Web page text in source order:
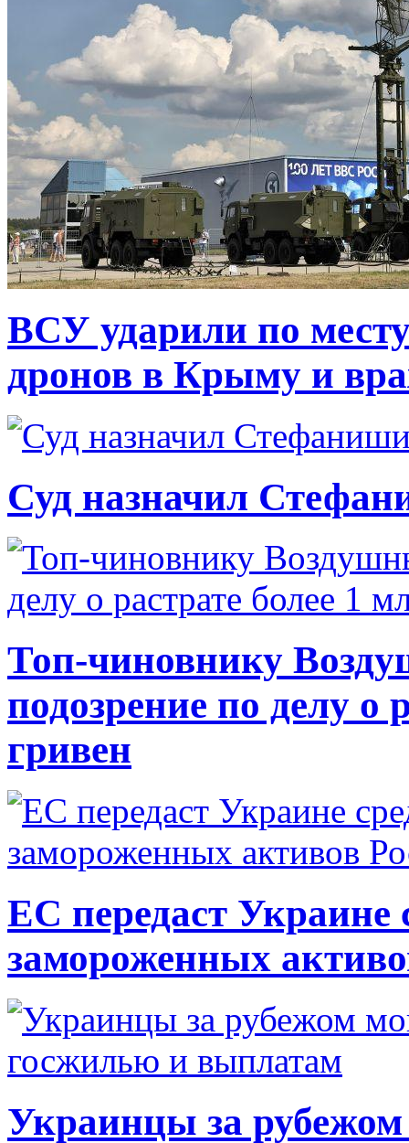
ВСУ ударили по
дронов в Крыму и
Суд назначил
Топ-чиновнику
подозрение по делу о
гривен
ЕС передаст Украине
замороженных
Украинцы за рубежом